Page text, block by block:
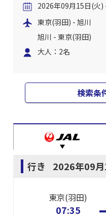
2026年09月15日(火
東京(羽田) - 旭川
旭川 - 東京(羽田)
大人：2名
検索条
行き 2026年09月
東京(羽田)
07:35